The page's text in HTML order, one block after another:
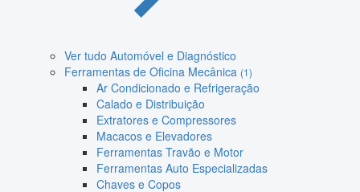
Ver tudo Automóvel e Diagnóstico
Ferramentas de Oficina Mecânica (1)
Ar Condicionado e Refrigeração
Calado e Distribuição
Extratores e Compressores
Macacos e Elevadores
Ferramentas Travão e Motor
Ferramentas Auto Especializadas
Chaves e Copos